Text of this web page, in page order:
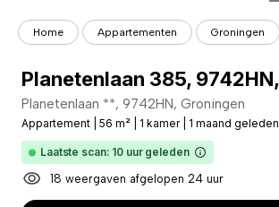
Home Appartementen Groningen
Planetenlaan **, 9742HN, Groningen
Appartement 56 m² 1 kamer 1 maand geleden
Laatste scan: 10 uur geleden
18 weergaven afgelopen 24 uur